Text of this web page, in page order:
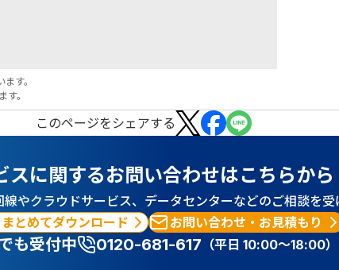
す。
。
このページをシェアする
スに関するお問い合わせはこちらから
やクラウドサービス、データセンターなどのご相談を受
とめてダウンロード
お問い合わせ・お見積もり
も受付中 0120-681-617 （平日 10:00～18:00）